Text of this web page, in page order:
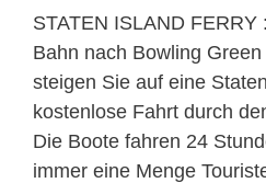
STATEN ISLAND
Bahn nach Bowling
steigen Sie auf eine
kostenlose Fahrt durch
Die Boote fahren 24
immer eine Menge